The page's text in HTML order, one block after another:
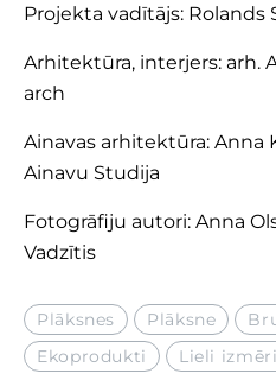
Projekta vadītājs: Rolands
Arhitektūra, interjers: arh.
arch
Ainavas arhitektūra: Anna
Ainavu Studija
Fotogrāfiju autori: Anna
Vadzītis
Plāksnes Plāksne
Ekoprodukti
Lieli izmēri